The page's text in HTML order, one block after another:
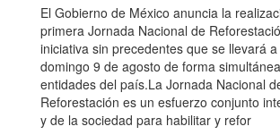
El Gobierno de México anuncia la
primera Jornada Nacional de
iniciativa sin precedentes que se llevará
domingo 9 de agosto de forma
entidades del país.La Jornada Nacional
Reforestación es un esfuerzo conjunto
y de la sociedad para habilitar y refor